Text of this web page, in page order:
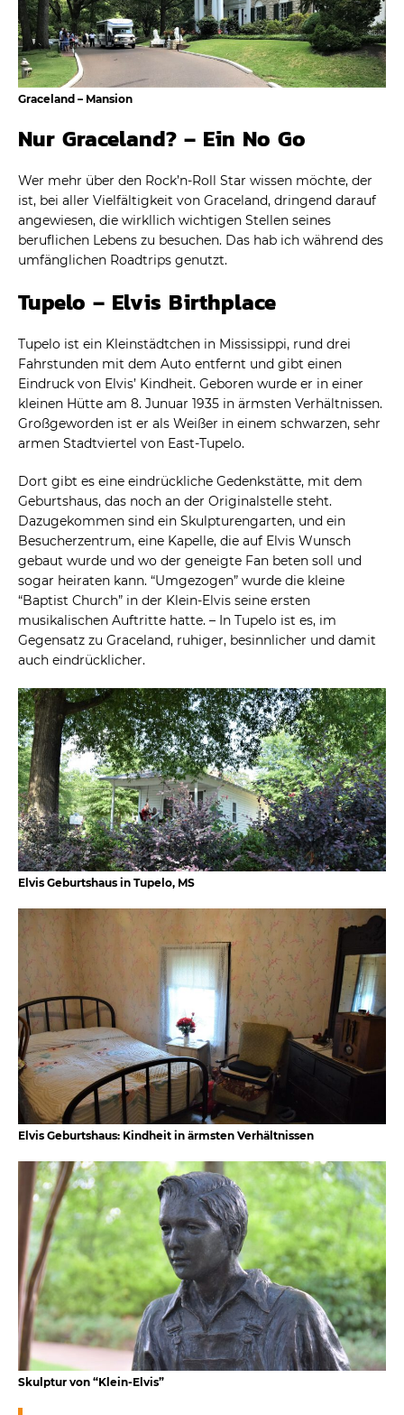
Graceland – Mansion
Nur Graceland? – Ein No Go
Wer mehr über den Rock’n-Roll Star wissen möchte, der
ist, bei aller Vielfältigkeit von Graceland, dringend darauf
angewiesen, die wirkllich wichtigen Stellen seines
beruflichen Lebens zu besuchen. Das hab ich während des
umfänglichen Roadtrips genutzt.
Tupelo – Elvis Birthplace
Tupelo ist ein Kleinstädtchen in Mississippi, rund drei
Fahrstunden mit dem Auto entfernt und gibt einen
Eindruck von Elvis’ Kindheit. Geboren wurde er in einer
kleinen Hütte am 8. Junuar 1935 in ärmsten Verhältnissen.
Großgeworden ist er als Weißer in einem schwarzen, sehr
armen Stadtviertel von East-Tupelo.
Dort gibt es eine eindrückliche Gedenkstätte, mit dem
Geburtshaus, das noch an der Originalstelle steht.
Dazugekommen sind ein Skulpturengarten, und ein
Besucherzentrum, eine Kapelle, die auf Elvis Wunsch
gebaut wurde und wo der geneigte Fan beten soll und
sogar heiraten kann. “Umgezogen” wurde die kleine
“Baptist Church” in der Klein-Elvis seine ersten
musikalischen Auftritte hatte. – In Tupelo ist es, im
Gegensatz zu Graceland, ruhiger, besinnlicher und damit
auch eindrücklicher.
Elvis Geburtshaus in Tupelo, MS
Elvis Geburtshaus: Kindheit in ärmsten Verhältnissen
Skulptur von “Klein-Elvis”